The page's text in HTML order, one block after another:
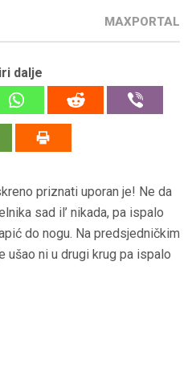
MAXPORTAL
dalje
priznati uporan je! Ne da
sad il’ nikada, pa ispalo
do nogu. Na predsjedničkim
ušao ni u drugi krug pa ispalo